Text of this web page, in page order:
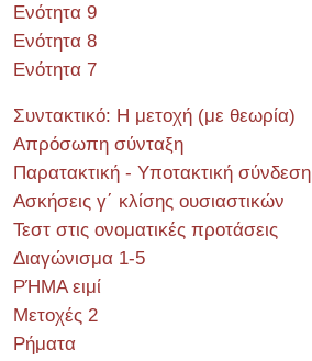
Ενότητα 9
Ενότητα 8
Ενότητα 7
Συντακτικό: Η μετοχή (με θεωρία)
Απρόσωπη σύνταξη
Παρατακτική - Υποτακτική σύνδεση
Ασκήσεις γ΄ κλίσης ουσιαστικών
Τεστ στις ονοματικές προτάσεις
Διαγώνισμα 1-5
ΡΉΜΑ ειμί
Μετοχές 2
Ρήματα